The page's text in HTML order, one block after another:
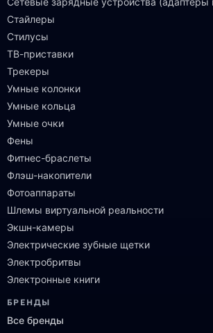
Стайлеры
Стилусы
ТВ-приставки
Трекеры
Умные колонки
Умные кольца
Умные очки
Фены
Фитнес-браслеты
Флэш-накопители
Фотоаппараты
Шлемы виртуальной реальности
Экшн-камеры
Электрические зубные щетки
Электробритвы
Электронные книги
БРЕНДЫ
Все бренды